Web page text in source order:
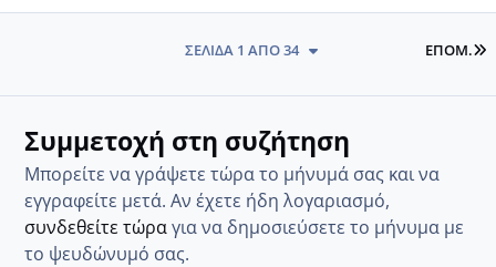
ΕΠΌΜ.
ΣΕΛΊΔΑ 1 ΑΠΌ 34
Συμμετοχή στη συζήτηση
Μπορείτε να γράψετε τώρα το μήνυμά σας και να
εγγραφείτε μετά. Αν έχετε ήδη λογαριασμό,
συνδεθείτε τώραγια να δημοσιεύσετε το μήνυμα με
το ψευδώνυμό σας.